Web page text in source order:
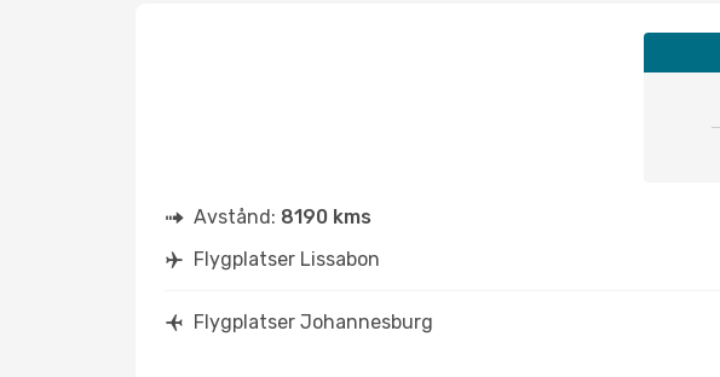
Avstånd: 8190 kms
Flygplatser Lissabon
Flygplatser Johannesburg